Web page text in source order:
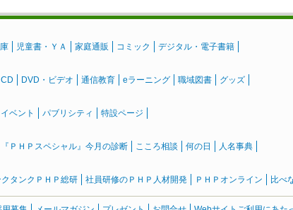
児童書・ＹＡ 家庭通販 コミック デジタル・電子書籍
CD DVD・ビデオ 通信教育 eラーニング 職域図書 グッズ
イベント パブリシティ 特設ページ
『ＰＨＰスペシャル』今月の診断 こころ相談 何の日 人名事典
タンクＰＨＰ総研 社員研修のＰＨＰ人材開発 ＰＨＰオンライン 比べ